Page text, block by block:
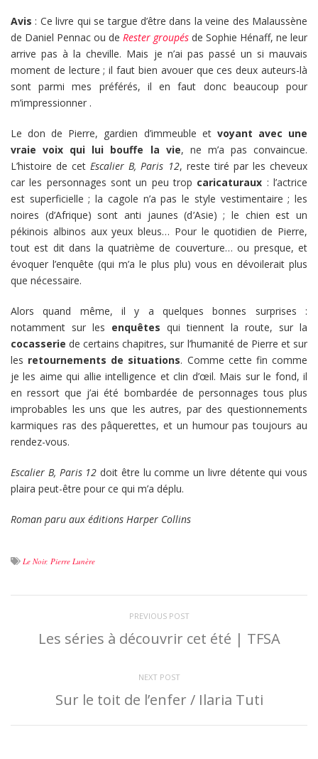
Avis : Ce livre qui se targue d’être dans la veine des Malaussène
de Daniel Pennac ou de Rester groupés de Sophie Hénaff, ne leur
arrive pas à la cheville. Mais je n’ai pas passé un si mauvais
moment de lecture ; il faut bien avouer que ces deux auteurs-là
sont parmi mes préférés, il en faut donc beaucoup pour
m’impressionner .
Le don de Pierre, gardien d’immeuble etvoyant avec une
vraie voix qui lui bouffe la vie, ne m’a pas convaincue.
L’histoire de cetEscalier B, Paris 12, reste tiré par les cheveux
car les personnages sont un peu trop caricaturaux : l’actrice
est superficielle ; la cagole n’a pas le style vestimentaire ; les
noires (d’Afrique) sont anti jaunes (d’Asie) ; le chien est un
pékinois albinos aux yeux bleus… Pour le quotidien de Pierre,
tout est dit dans la quatrième de couverture… ou presque, et
évoquer l’enquête (qui m’a le plus plu) vous en dévoilerait plus
que nécessaire.
Alors quand même, il y a quelques bonnes surprises :
notamment sur les enquêtes qui tiennent la route, sur la
cocasserie de certains chapitres, sur l’humanité de Pierre et sur
les retournements de situations. Comme cette fin comme
je les aime qui allie intelligence et clin d’œil. Mais sur le fond, il
en ressort que j’ai été bombardée de personnages tous plus
improbables les uns que les autres, par des questionnements
karmiques ras des pâquerettes, et un humour pas toujours au
rendez-vous.
Escalier B, Paris 12 doit être lu comme un livre détente qui vous
plaira peut-être pour ce qui m’a déplu.
Roman paru aux éditions Harper Collins
Le Noir, Pierre Lunère
PREVIOUS POST
Les séries à découvrir cet été | TFSA
NEXT POST
Sur le toit de l’enfer / Ilaria Tuti